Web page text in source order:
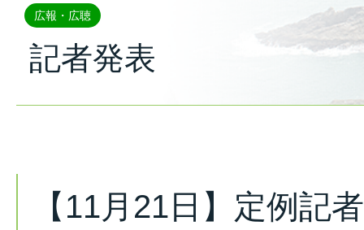
広報・広聴
記者発表
【11月21日】定例記